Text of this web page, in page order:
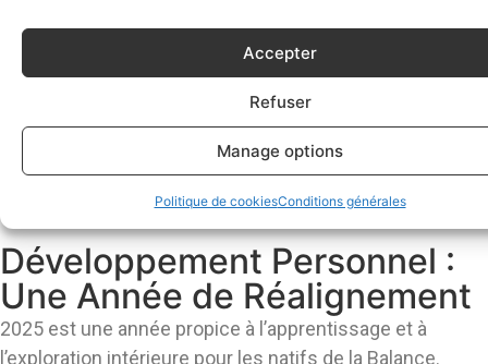
Accepter
Refuser
Manage options
Politique de cookiesConditions générales
Prenez du temps pour vous recentrer et vous
reconnecter avec vous-même.
Conseil santé :Privilégiez les activités qui
nourrissent votre esprit, comme la méditation
ou les loisirs créatifs.
Développement Personnel :
Une Année de Réalignement
2025 est une année propice à l’apprentissage et à
l’exploration intérieure pour les natifs de la Balance.